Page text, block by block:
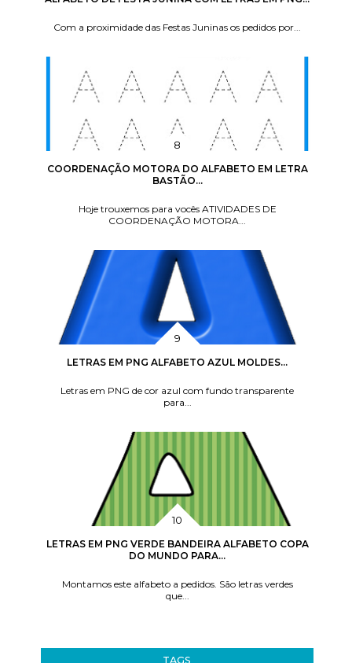
Com a proximidade das Festas Juninas os pedidos por...
COORDENAÇÃO MOTORA DO ALFABETO EM LETRA
BASTÃO...
Hoje trouxemos para vocês ATIVIDADES DE
COORDENAÇÃO MOTORA...
LETRAS EM PNG ALFABETO AZUL MOLDES...
Letras em PNG de cor azul com fundo transparente
para...
LETRAS EM PNG VERDE BANDEIRA ALFABETO COPA
DO MUNDO PARA...
Montamos este alfabeto a pedidos. São letras verdes
que...
TAGS